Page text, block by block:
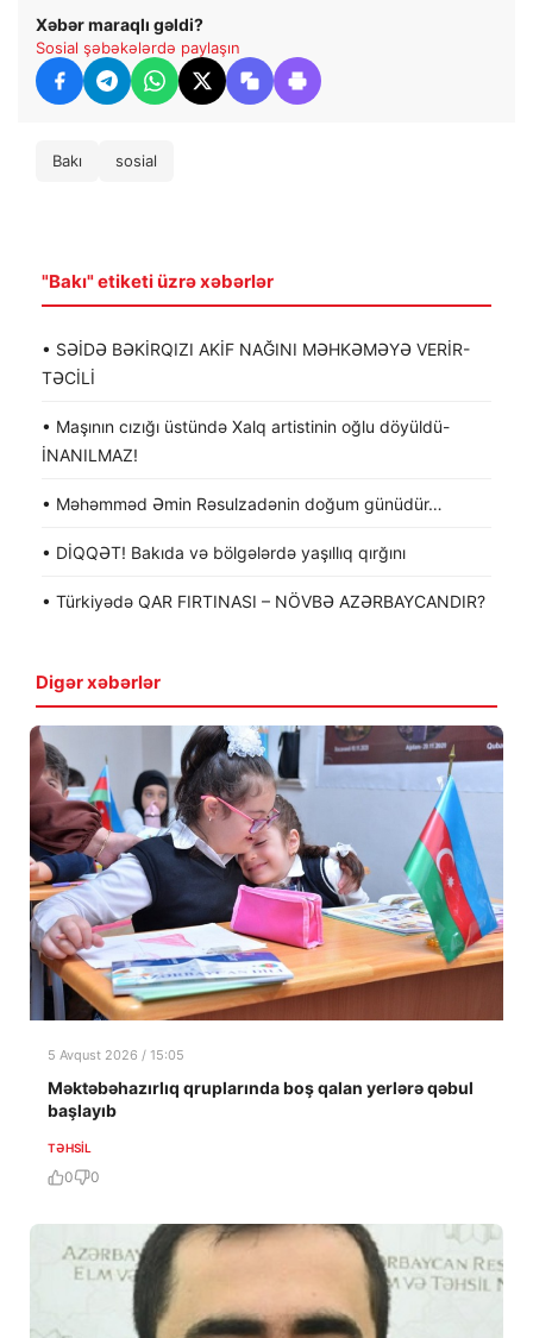
Xəbər maraqlı gəldi?
Sosial şəbəkələrdə paylaşın
Bakı sosial
"Bakı" etiketi üzrə xəbərlər
• SƏİDƏ BƏKİRQIZI AKİF NAĞINI MƏHKƏMƏYƏ VERİR-
TƏCİLİ
• Maşının cızığı üstündə Xalq artistinin oğlu döyüldü-
İNANILMAZ!
• Məhəmməd Əmin Rəsulzadənin doğum günüdür…
• DİQQƏT! Bakıda və bölgələrdə yaşıllıq qırğını
• Türkiyədə QAR FIRTINASI – NÖVBƏ AZƏRBAYCANDIR?
Digər xəbərlər
5 Avqust 2026 / 15:05
Məktəbəhazırlıq qruplarında boş qalan yerlərə qəbul
başlayıb
TƏHSIL
0 0